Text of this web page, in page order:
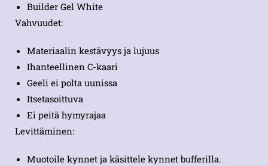
Builder Gel White
Vahvuudet:
Materiaalin kestävyys ja lujuus
Ihanteellinen C-kaari
Geeli ei polta uunissa
Itsetasoittuva
Ei peitä hymyrajaa
Levittäminen:
Muotoile kynnet ja käsittele kynnet bufferilla.